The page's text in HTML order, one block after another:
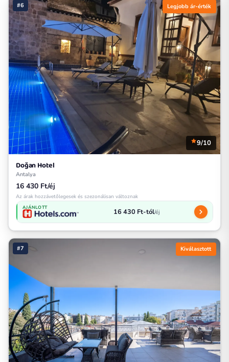
#6 Legjobb ár-érték
9/10
Doğan Hotel
Antalya
16 430 Ft/éj
Az árak hozzávetőlegesek és szezonálisan változnak
AJÁNLOTT 16 430 Ft-tól/éj
#7 Kiválasztott